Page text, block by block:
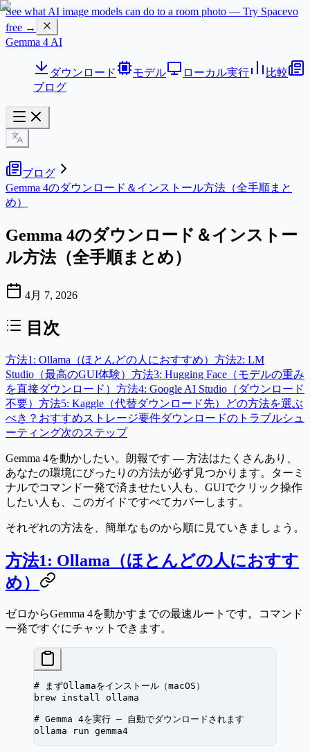
See what AI image models can do to a room photo — Try Spacevo
free →
Gemma 4 AI
ダウンロード モデル ローカル実行
比較
ブログ
ブログ
Gemma 4のダウンロード＆インストール方法（全手順まと
め）
Gemma 4のダウンロード＆インストー
ル方法（全手順まとめ）
4月 7, 2026
目次
方法1: Ollama（ほとんどの人におすすめ） 方法2: LM
Studio（最高のGUI体験） 方法3: Hugging Face（モデルの重み
を直接ダウンロード） 方法4: Google AI Studio（ダウンロード
不要） 方法5: Kaggle（代替ダウンロード先）
どの方法を選ぶ
べき？ おすすめストレージ要件ダウンロードのトラブルシュ
ーティング次のステップ
Gemma 4を動かしたい。朗報です — 方法はたくさんあり、
あなたの環境にぴったりの方法が必ず見つかります。ターミ
ナルでコマンド一発で済ませたい人も、GUIでクリック操作
したい人も、このガイドですべてカバーします。
それぞれの方法を、簡単なものから順に見ていきましょう。
方法1: Ollama（ほとんどの人におすす
め）
ゼロからGemma 4を動かすまでの最速ルートです。コマンド
一発ですぐにチャットできます。
# まずOllamaをインストール（macOS）
brew install ollama
# Gemma 4を実行 — 自動でダウンロードされます
ollama run gemma4